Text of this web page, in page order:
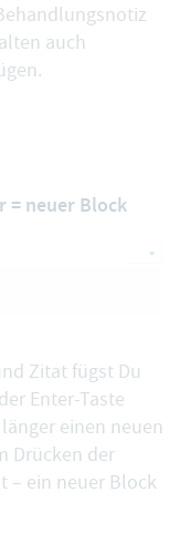
auch
= neuer Block
Zitat fügst Du
Enter-Taste
einen neuen
Drücken der
– ein neuer Block